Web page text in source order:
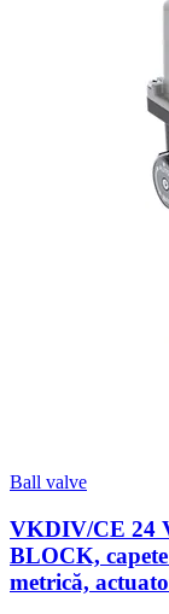
Ball valve
VKDIV/CE 24
BLOCK,
metrică,